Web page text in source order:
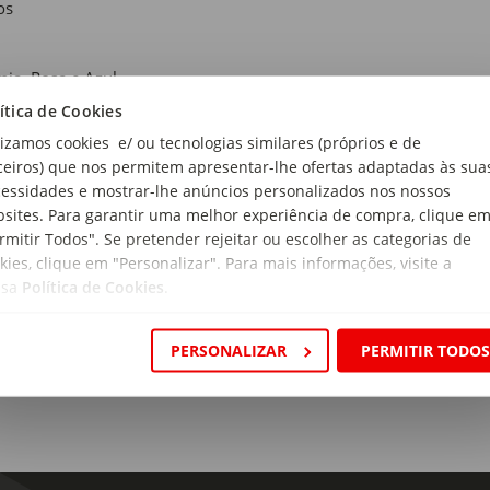
de Cookies
cookies e/ ou tecnologias similares (próprios e de
que nos permitem apresentar-lhe ofertas adaptadas às
e mostrar-lhe anúncios personalizados nos nossos
Para garantir uma melhor experiência de compra, clique em
Todos". Se pretender rejeitar ou escolher as categorias de
clique em "Personalizar". Para mais informações, visite a
Política de Cookies
PERSONALIZAR PERMITIR TODOS
Rosa e Azul
incluída.
Recomendada: